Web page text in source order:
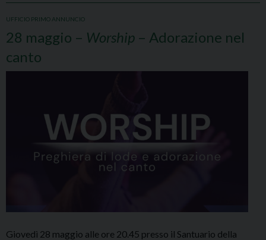
UFFICIO PRIMO ANNUNCIO
28 maggio – Worship – Adorazione nel
canto
Giovedì 28 maggio alle ore 20.45 presso il Santuario della